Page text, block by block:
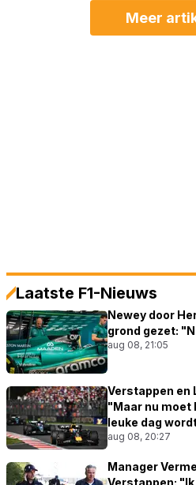
Meer
Laatste F1-Nieuws
Newey door
grond gezet:
aug 08, 21:05
Verstappen en
"Maar nu moet
leuke dag
aug 08, 20:27
Manager
Verstappen: